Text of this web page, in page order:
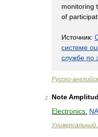
monitoring
of
Источник:
системе
службе по
Русско-
2 Note
Electronics:
Универсальный